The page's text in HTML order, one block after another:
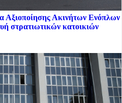
Αξιοποίησης Ακινήτων Ενόπλων
στρατιωτικών κατοικιών